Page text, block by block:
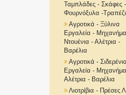
Ταμπλάδες - Σκάφες -
Φουρνόξυλα -
Αγροτικά - Ξύλινα
Εργαλεία -
Ντουένια - Αλέτρια -
Βαρέλια
Αγροτικά -
Εργαλεία -
Αλέτρια - Βαρέλια
Λιοτρίβια - Πρέσες